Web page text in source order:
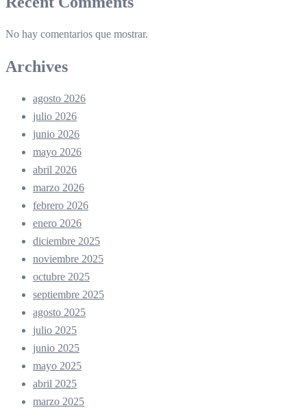
No hay comentarios que mostrar.
Archives
agosto 2026
julio 2026
junio 2026
mayo 2026
abril 2026
marzo 2026
febrero 2026
enero 2026
diciembre 2025
noviembre 2025
octubre 2025
septiembre 2025
agosto 2025
julio 2025
junio 2025
mayo 2025
abril 2025
marzo 2025